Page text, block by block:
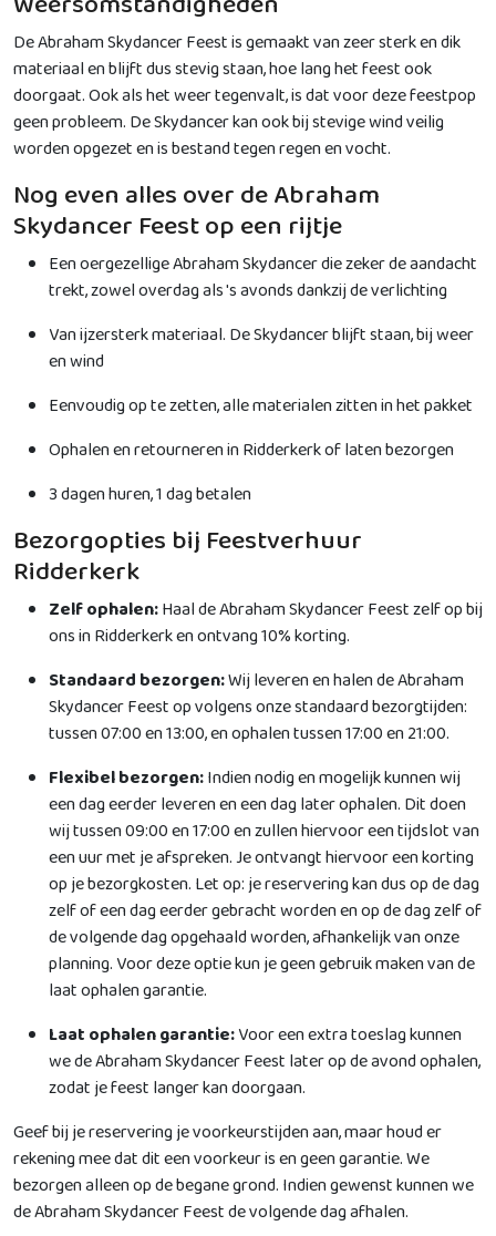
De Abraham Skydancer Feest is gemaakt van zeer sterk en dik
materiaal en blijft dus stevig staan, hoe lang het feest ook
doorgaat. Ook als het weer tegenvalt, is dat voor deze feestpop
geen probleem. De Skydancer kan ook bij stevige wind veilig
worden opgezet en is bestand tegen regen en vocht.
Nog even alles over de Abraham
Skydancer Feest op een rijtje
Een oergezellige Abraham Skydancer die zeker de aandacht
trekt, zowel overdag als 's avonds dankzij de verlichting
Van ijzersterk materiaal. De Skydancer blijft staan, bij weer
en wind
Eenvoudig op te zetten, alle materialen zitten in het pakket
Ophalen en retourneren in Ridderkerk of laten bezorgen
3 dagen huren, 1 dag betalen
Bezorgopties bij Feestverhuur
Ridderkerk
Zelf ophalen:Haal de Abraham Skydancer Feest zelf op bij
ons in Ridderkerk en ontvang 10% korting.
Standaard bezorgen:Wij leveren en halen de Abraham
Skydancer Feest op volgens onze standaard bezorgtijden:
tussen 07:00 en 13:00, en ophalen tussen 17:00 en 21:00.
Flexibel bezorgen:Indien nodig en mogelijk kunnen wij
een dag eerder leveren en een dag later ophalen. Dit doen
wij tussen 09:00 en 17:00 en zullen hiervoor een tijdslot van
een uur met je afspreken. Je ontvangt hiervoor een korting
op je bezorgkosten. Let op: je reservering kan dus op de dag
zelf of een dag eerder gebracht worden en op de dag zelf of
de volgende dag opgehaald worden, afhankelijk van onze
planning. Voor deze optie kun je geen gebruik maken van de
laat ophalen garantie.
Laat ophalen garantie:Voor een extra toeslag kunnen
we de Abraham Skydancer Feest later op de avond ophalen,
zodat je feest langer kan doorgaan.
Geef bij je reservering je voorkeurstijden aan, maar houd er
rekening mee dat dit een voorkeur is en geen garantie. We
bezorgen alleen op de begane grond. Indien gewenst kunnen we
de Abraham Skydancer Feest de volgende dag afhalen.